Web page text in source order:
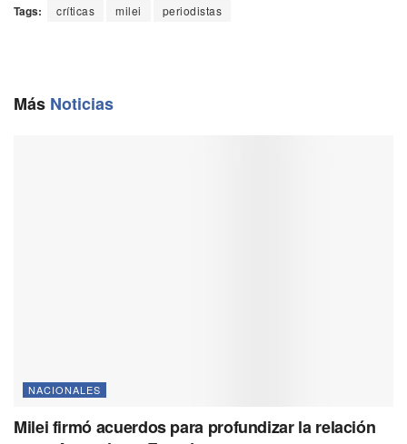
c
o
a
a
a
p
Tags: críticas milei periodistas
Más Noticias
NACIONALES
Milei firmó acuerdos para profundizar la relación